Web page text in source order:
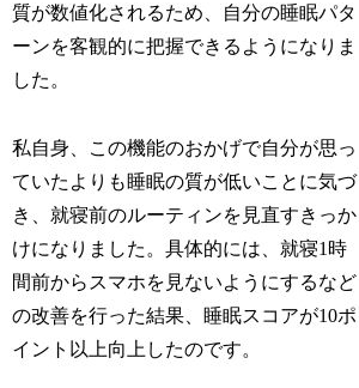
質が数値化されるため、自分の睡眠パタ
ーンを客観的に把握できるようになりま
した。
私自身、この機能のおかげで自分が思っ
ていたよりも睡眠の質が低いことに気づ
き、就寝前のルーティンを見直すきっか
けになりました。具体的には、就寝1時
間前からスマホを見ないようにするなど
の改善を行った結果、睡眠スコアが10ポ
イント以上向上したのです。